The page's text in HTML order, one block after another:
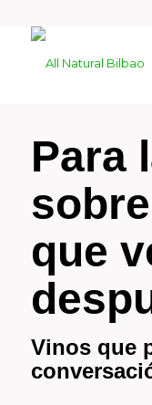
Para
que
Vinos que